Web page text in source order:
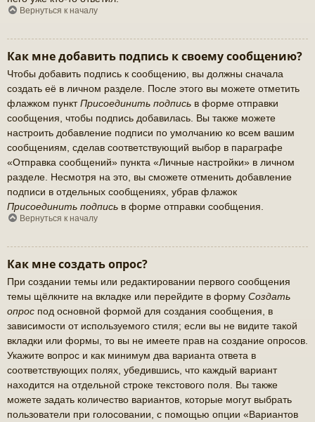
Вернуться к началу
Как мне добавить подпись к своему сообщению?
Чтобы добавить подпись к сообщению, вы должны сначала
создать её в личном разделе. После этого вы можете отметить
флажком пунктПрисоединить подпись в форме отправки
сообщения, чтобы подпись добавилась. Вы также можете
настроить добавление подписи по умолчанию ко всем вашим
сообщениям, сделав соответствующий выбор в параграфе
«Отправка сообщений» пункта «Личные настройки» в личном
разделе. Несмотря на это, вы сможете отменить добавление
подписи в отдельных сообщениях, убрав флажок
Присоединить подпись в форме отправки сообщения.
Вернуться к началу
Как мне создать опрос?
При создании темы или редактировании первого сообщения
темы щёлкните на вкладке или перейдите в форму Создать
опрос под основной формой для создания сообщения, в
зависимости от используемого стиля; если вы не видите такой
вкладки или формы, то вы не имеете прав на создание опросов.
Укажите вопрос и как минимум два варианта ответа в
соответствующих полях, убедившись, что каждый вариант
находится на отдельной строке текстового поля. Вы также
можете задать количество вариантов, которые могут выбрать
пользователи при голосовании, с помощью опции «Вариантов